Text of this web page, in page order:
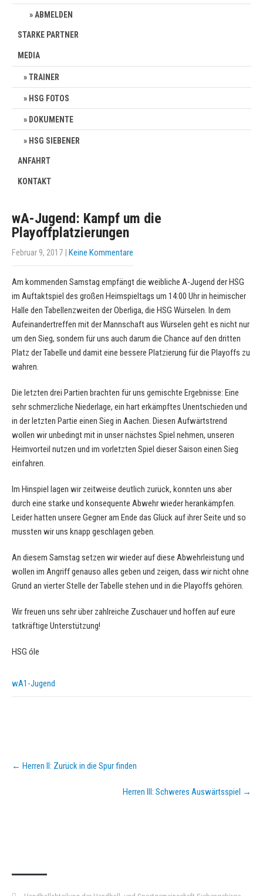
ABMELDEN
STARKE PARTNER
MEDIA
TRAINER
HSG FOTOS
DOKUMENTE
HSG SIEBENER
ANFAHRT
KONTAKT
wA-Jugend: Kampf um die
Playoffplatzierungen
Februar 9, 2017 | Keine Kommentare
Am kommenden Samstag empfängt die weibliche A-Jugend der HSG
im Auftaktspiel des großen Heimspieltags um 14:00 Uhr in heimischer
Halle den Tabellenzweiten der Oberliga, die HSG Würselen. In dem
Aufeinandertreffen mit der Mannschaft aus Würselen geht es nicht nur
um den Sieg, sondern für uns auch darum die Chance auf den dritten
Platz der Tabelle und damit eine bessere Platzierung für die Playoffs zu
wahren.
Die letzten drei Partien brachten für uns gemischte Ergebnisse: Eine
sehr schmerzliche Niederlage, ein hart erkämpftes Unentschieden und
in der letzten Partie einen Sieg in Aachen. Diesen Aufwärtstrend
wollen wir unbedingt mit in unser nächstes Spiel nehmen, unseren
Heimvorteil nutzen und im vorletzten Spiel dieser Saison einen Sieg
einfahren.
Im Hinspiel lagen wir zeitweise deutlich zurück, konnten uns aber
durch eine starke und konsequente Abwehr wieder herankämpfen.
Leider hatten unsere Gegner am Ende das Glück auf ihrer Seite und so
mussten wir uns knapp geschlagen geben.
An diesem Samstag setzen wir wieder auf diese Abwehrleistung und
wollen im Angriff genauso alles geben und zeigen, dass wir nicht ohne
Grund an vierter Stelle der Tabelle stehen und in die Playoffs gehören.
Wir freuen uns sehr über zahlreiche Zuschauer und hoffen auf eure
tatkräftige Unterstützung!
HSG óle
wA1-Jugend
Post
navigation
← Herren II: Zurück in die Spur finden
Herren III: Schweres Auswärtsspiel →